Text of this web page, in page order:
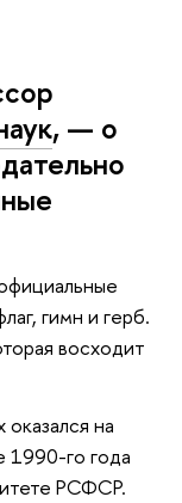
, — о
гимн и герб.
восходит
на
1990-го года
РСФСР.